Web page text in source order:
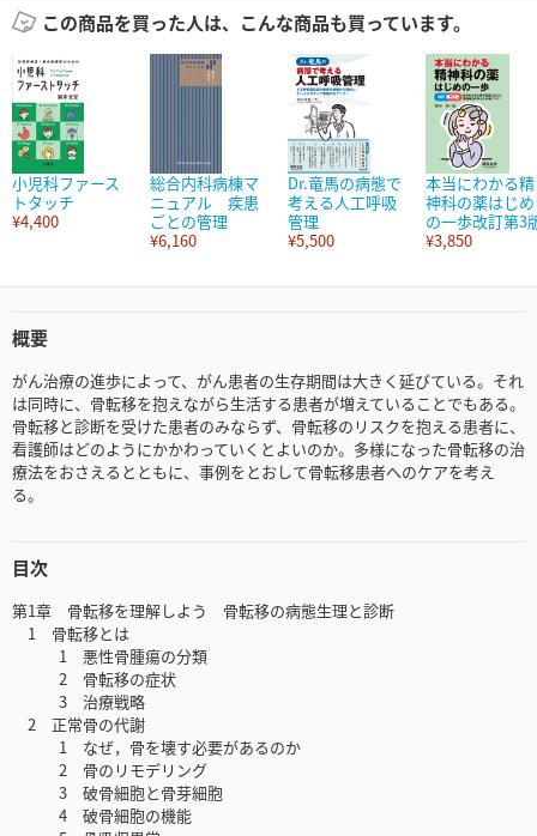
この商品を買った人は、こんな商品も買っています。
小児科ファース
トタッチ
¥4,400
総合内科病棟マ
ニュアル 疾患
ごとの管理
¥6,160
Dr.竜馬の病態で
考える人工呼吸
管理
¥5,500
本当にわかる精
神科の薬はじめ
の一歩改訂第3
¥3,850
概要
がん治療の進歩によって、がん患者の生存期間は大きく延びている。それ
は同時に、骨転移を抱えながら生活する患者が増えていることでもある。
骨転移と診断を受けた患者のみならず、骨転移のリスクを抱える患者に、
看護師はどのようにかかわっていくとよいのか。多様になった骨転移の治
療法をおさえるとともに、事例をとおして骨転移患者へのケアを考え
る。
目次
第1章 骨転移を理解しよう 骨転移の病態生理と診断
1 骨転移とは
1 悪性骨腫瘍の分類
2 骨転移の症状
3 治療戦略
2 正常骨の代謝
1 なぜ，骨を壊す必要があるのか
2 骨のリモデリング
3 破骨細胞と骨芽細胞
4 破骨細胞の機能